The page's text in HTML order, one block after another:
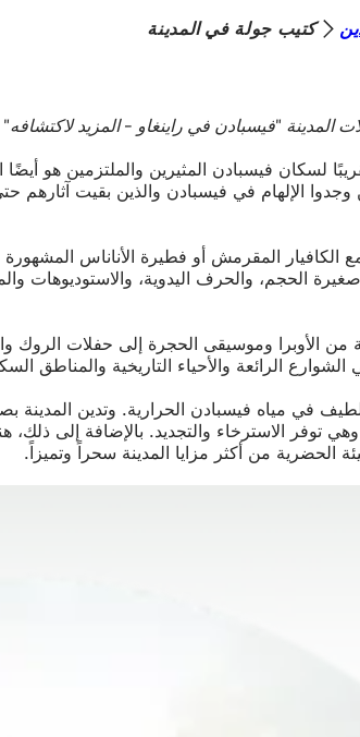
كتيب جولة في المدينة
لسكان فيسبادن المثيرين والملتزمين هو
وجدوا الإلهام في فيسبادن والذين بقيت
المقرمش أو فطيرة الأناناس
الحجم، والحرف اليدوية، والاستوديوهات
من الأوبرا وموسيقى الحجرة إلى حفلات
الرائعة والأحياء التاريخية والمناطق
وهي توفر الاسترخاء والتجديد. بالإضافة
الحضرية من أكثر مزايا المدينة سحراً وتميزاً.